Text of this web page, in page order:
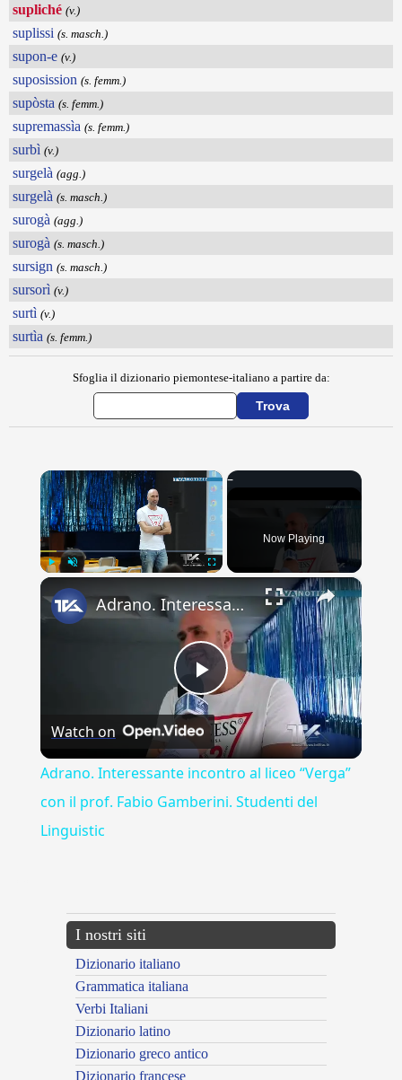
supliché (v.)
suplissi (s. masch.)
supon-e (v.)
suposission (s. femm.)
supòsta (s. femm.)
supremassìa (s. femm.)
surbì (v.)
surgelà (agg.)
surgelà (s. masch.)
surogà (agg.)
surogà (s. masch.)
sursign (s. masch.)
sursorì (v.)
surtì (v.)
surtìa (s. femm.)
Sfoglia il dizionario piemontese-italiano a partire da:
×
Now Playing
×
Play
Video
Adrano. Interessante incontro al liceo “Verga” con il prof. Fabio Gamberini. Studenti del Linguistic
Watch on
Adrano. Interessante incontro al liceo “Verga”
con il prof. Fabio Gamberini. Studenti del
Linguistic
I nostri siti
Dizionario italiano
Grammatica italiana
Verbi Italiani
Dizionario latino
Dizionario greco antico
Dizionario francese